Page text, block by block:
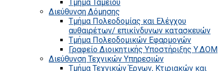
Τμήμα Ταμείου
Διεύθυνση Δόμησης
Τμήμα Πολεοδομίας και Ελέγχου
αυθαιρέτων/ επικίνδυνων κατασκευών
Τμήμα Πολεοδομικών Εφαρμογών
Γραφείο Διοικητικής Υποστήριξης Υ.ΔΟΜ
Διεύθυνση Τεχνικών Υπηρεσιών
Τμήμα Τεχνικών Έργων, Κτιριακών και